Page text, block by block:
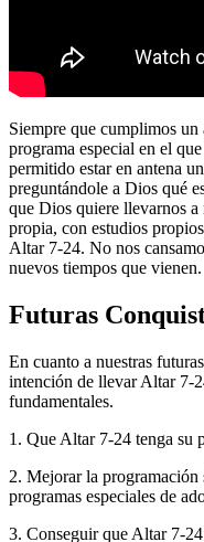
Siempre que cumplimos
programa especial en el
permitido estar en antena
preguntándole a Dios qué
que Dios quiere llevarnos a
propia, con estudios
Altar 7-24. No nos
nuevos tiempos que vienen.
Futuras
En cuanto a nuestras
intención de llevar Altar 7-
fundamentales.
1. Que Altar 7-24 tenga su
2. Mejorar la programación
programas especiales de
3. Conseguir que Altar 7-